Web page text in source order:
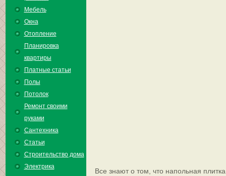
Мебель
Окна
Отопление
Планировка
квартиры
Платные статьи
Полы
Потолок
Ремонт своими
руками
Сантехника
Статьи
Строительство дома
Электрика
Все знают о том, что напольная